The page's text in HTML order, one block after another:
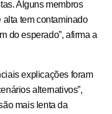
Alguns membros
alta tem contaminado
do esperado”, afirma a
explicações foram
alternativos”,
mais lenta da